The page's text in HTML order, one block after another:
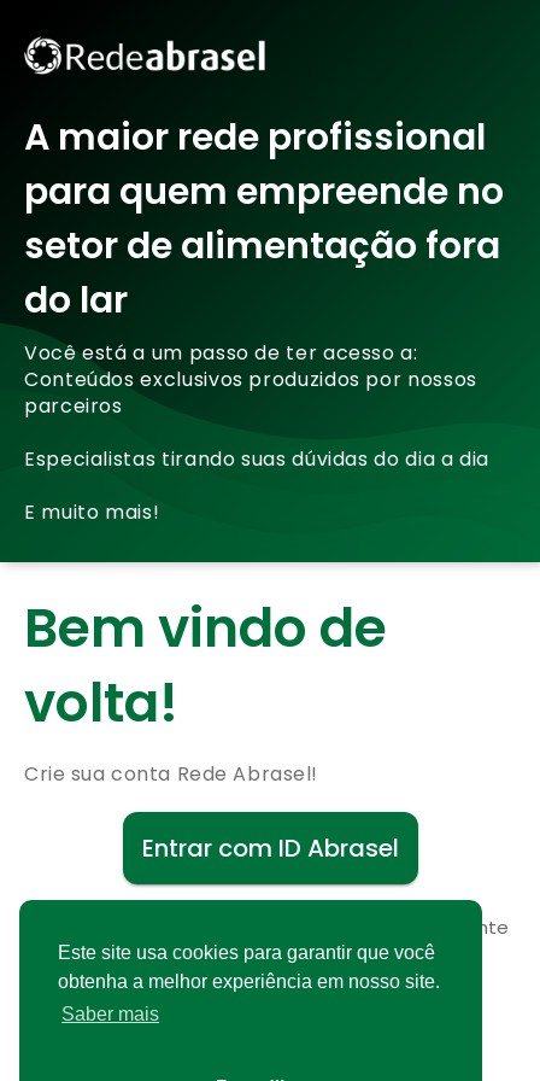
Este site usa cookies para garantir que você
obtenha a melhor experiência em nosso site.
Saber mais
A maior rede profissional
para quem empreende no
setor de alimentação fora
do lar
Você está a um passo de ter acesso a:
Conteúdos exclusivos produzidos por nossos
parceiros
Especialistas tirando suas dúvidas do dia a dia
E muito mais!
Bem vindo de
volta!
Crie sua conta Rede Abrasel!
Entrar com ID Abrasel
Cadastre-se gratuitamente